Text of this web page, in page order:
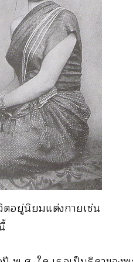
ยู่นิยมแต่งกายเช่น